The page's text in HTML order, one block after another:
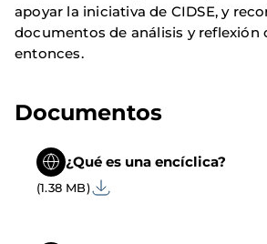
apoyar la iniciativa de CIDSE, y
documentos de análisis y reflexión
entonces.
Documentos
¿Qué es una encíclica?
(1.38 MB)